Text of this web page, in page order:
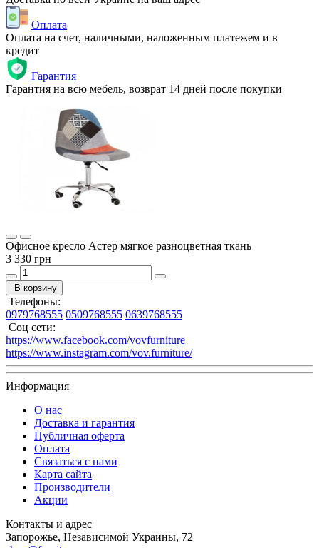
Оплата
Оплата на счет, наличными, наложенным платежем и в
кредит
Гарантия
Гарантия на всю мебель, возврат 14 дней после покупки
Офисное кресло Астер мягкое разноцветная ткань
3 330 грн
В корзину
Телефоны:
0979768555 0509768555 0639768555
Соц сети:
https://www.facebook.com/vovfurniture
https://www.instagram.com/vov.furniture/
Информация
О нас
Доставка и гарантия
Публичная оферта
Оплата
Связаться с нами
Карта сайта
Производители
Акции
Контакты и адрес
Запорожье, Независимой Украины, 72